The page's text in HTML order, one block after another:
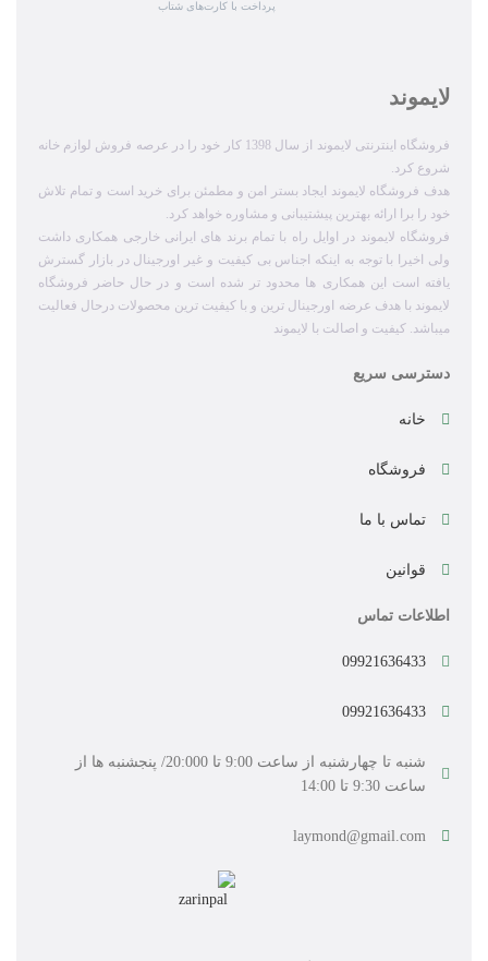
پرداخت با کارت‌های شتاب
لایموند
فروشگاه اینترنتی لایموند از سال 1398 کار خود را در عرصه فروش لوازم خانه
شروع کرد.
هدف فروشگاه لایموند ایجاد بستر امن و مطمئن برای خرید است و تمام تلاش
خود را برا ارائه بهترین پیشتیبانی و مشاوره خواهد کرد.
فروشگاه لایموند در اوایل راه با تمام برند های ایرانی خارجی همکاری داشت
ولی اخیرا با توجه به اینکه اجناس بی کیفیت و غیر اورجینال در بازار گسترش
یافته است این همکاری ها محدود تر شده است و در حال حاضر فروشگاه
لایموند با هدف عرضه اورجینال ترین و با کیفیت ترین محصولات درحال فعالیت
میباشد. کیفیت و اصالت با لایموند
دسترسی سریع
خانه
فروشگاه
تماس با ما
قوانین
اطلاعات تماس
09921636433
09921636433
شنبه تا چهارشنبه از ساعت 9:00 تا 20:000/ پنجشنبه ها از
ساعت 9:30 تا 14:00
laymond@gmail.com